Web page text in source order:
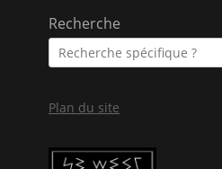
Recherche
Plan du site